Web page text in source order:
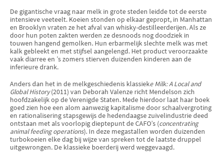
De gigantische vraag naar melk in grote steden leidde tot de eerste
intensieve veeteelt. Koeien stonden op elkaar gepropt, in Manhattan
en Brooklyn vraten ze het afval van whisky-destilleerderijen. Als ze
door hun poten zakten werden ze desnoods nog doodziek in
touwen hangend gemolken. Hun erbarmelijk slechte melk was met
kalk gebleekt en met stijfsel aangelengd. Het product veroorzaakte
vaak diarree en ’s zomers stierven duizenden kinderen aan de
inferieure drank.
Anders dan het in de melkgeschiedenis klassieke Milk: A Local and
Global History(2011) van Deborah Valenze richt Mendelson zich
hoofdzakelijk op de Verenigde Staten. Mede hierdoor laat haar boek
goed zien hoe een alom aanwezig kapitalisme door schaalvergroting
en rationalisering stapsgewijs de hedendaagse zuivelindustrie deed
ontstaan met als voorlopig dieptepunt de CAFO’s (concentrating
animal feeding operations). In deze megastallen worden duizenden
turbokoeien elke dag bij wijze van spreken tot de laatste druppel
uitgewrongen. De klassieke boerderij werd weggevaagd.